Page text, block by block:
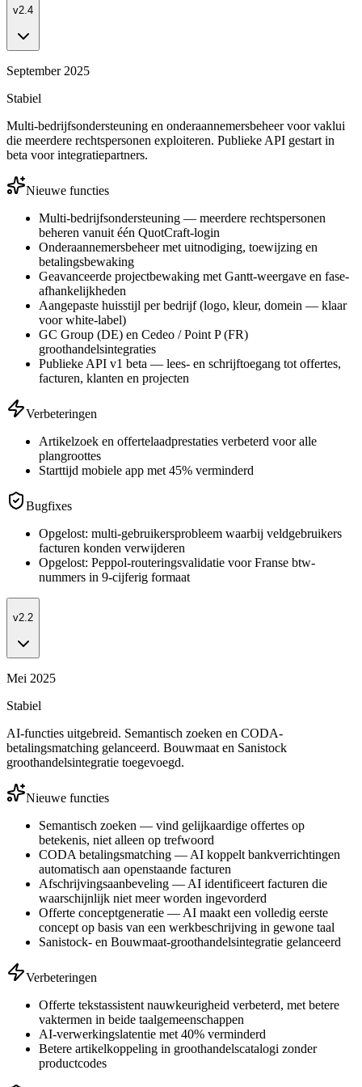
v2.4
September 2025
Stabiel
Multi-bedrijfsondersteuning en onderaannemersbeheer voor vaklui
die meerdere rechtspersonen exploiteren. Publieke API gestart in
beta voor integratiepartners.
Nieuwe functies
Multi-bedrijfsondersteuning — meerdere rechtspersonen
beheren vanuit één QuotCraft-login
Onderaannemersbeheer met uitnodiging, toewijzing en
betalingsbewaking
Geavanceerde projectbewaking met Gantt-weergave en fase-
afhankelijkheden
Aangepaste huisstijl per bedrijf (logo, kleur, domein — klaar
voor white-label)
GC Group (DE) en Cedeo / Point P (FR)
groothandelsintegraties
Publieke API v1 beta — lees- en schrijftoegang tot offertes,
facturen, klanten en projecten
Verbeteringen
Artikelzoek en offertelaadprestaties verbeterd voor alle
plangroottes
Starttijd mobiele app met 45% verminderd
Bugfixes
Opgelost: multi-gebruikersprobleem waarbij veldgebruikers
facturen konden verwijderen
Opgelost: Peppol-routeringsvalidatie voor Franse btw-
nummers in 9-cijferig formaat
v2.2
Mei 2025
Stabiel
AI-functies uitgebreid. Semantisch zoeken en CODA-
betalingsmatching gelanceerd. Bouwmaat en Sanistock
groothandelsintegratie toegevoegd.
Nieuwe functies
Semantisch zoeken — vind gelijkaardige offertes op
betekenis, niet alleen op trefwoord
CODA betalingsmatching — AI koppelt bankverrichtingen
automatisch aan openstaande facturen
Afschrijvingsaanbeveling — AI identificeert facturen die
waarschijnlijk niet meer worden ingevorderd
Offerte conceptgeneratie — AI maakt een volledig eerste
concept op basis van een werkbeschrijving in gewone taal
Sanistock- en Bouwmaat-groothandelsintegratie gelanceerd
Verbeteringen
Offerte tekstassistent nauwkeurigheid verbeterd, met betere
vaktermen in beide taalgemeenschappen
AI-verwerkingslatentie met 40% verminderd
Betere artikelkoppeling in groothandelscatalogi zonder
productcodes